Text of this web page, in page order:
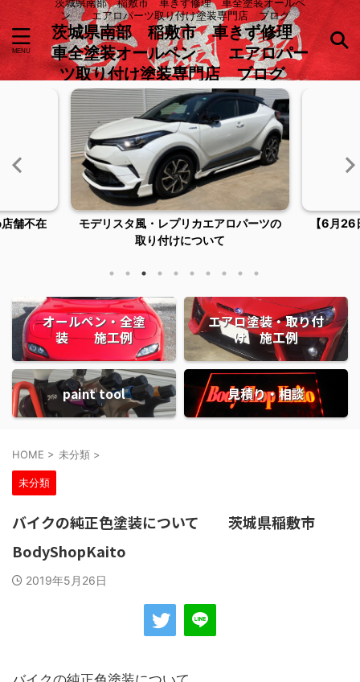
ン エアロパーツ取り付け塗装専門店 ブログ
茨城県南部 稲敷市 車きず修理
車全塗装オールペン エアロパー
ツ取り付け塗装専門店 ブログ
舗不在
モデリスタ風・レプリカエアロパーツの
取り付けについて
【6月
オールペン・全塗
装 施工例
エアロ塗装・取り付
け 施工例
paint tool 見積り・相談
HOME > 未分類 >
未分類
バイクの純正色塗装について 茨城県稲敷市
BodyShopKaito
2019年5月26日